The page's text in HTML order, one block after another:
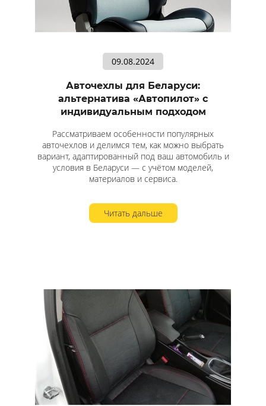
09.08.2024
Авточехлы для Беларуси:
альтернатива «Автопилот» с
индивидуальным подходом
Рассматриваем особенности популярных
авточехлов и делимся тем, как можно выбрать
вариант, адаптированный под ваш автомобиль и
условия в Беларуси — с учётом моделей,
материалов и сервиса.
Читать дальше